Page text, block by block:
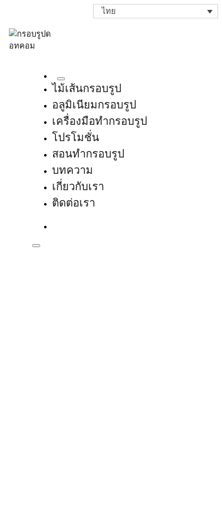
ไทย
ไม้เส้นกรอบรูป
อลูมิเนียมกรอบรูป
เครื่องมือทำกรอบรูป
โปรโมชั่น
สอนทำกรอบรูป
บทความ
เกี่ยวกับเรา
ติดต่อเรา